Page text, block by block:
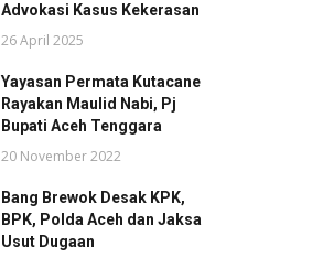
Advokasi Kasus Kekerasan
26 April 2025
Yayasan Permata Kutacane
Rayakan Maulid Nabi, Pj
Bupati Aceh Tenggara
20 November 2022
Bang Brewok Desak KPK,
BPK, Polda Aceh dan Jaksa
Usut Dugaan